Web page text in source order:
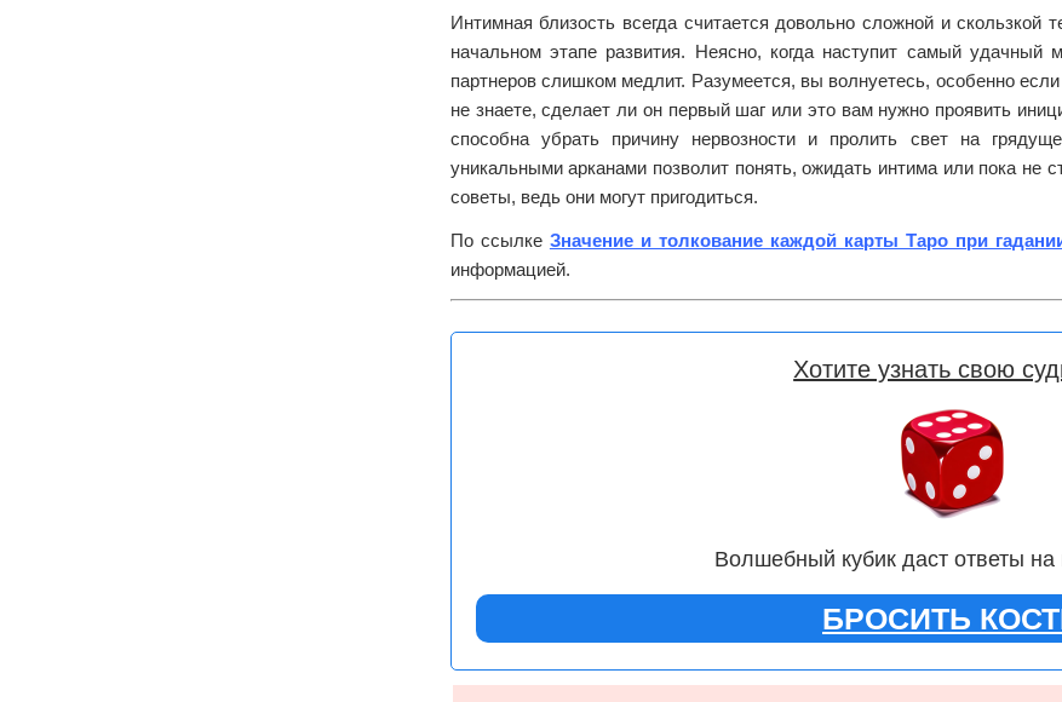
Интимная близость всегда считается довольно сложной и скользкой
начальном этапе развития. Неясно, когда наступит самый
партнеров слишком медлит. Разумеется, вы волнуетесь, особенно
не знаете, сделает ли он первый шаг или это вам нужно проявить
способна убрать причину нервозности и пролить свет на
уникальными арканами позволит понять, ожидать интима или пока не
советы, ведь они могут пригодиться.
По ссылке Значение и толкование каждой карты Таро при
информацией.
Хотите узнать свою
Волшебный кубик даст ответы на
БРОСИТЬ